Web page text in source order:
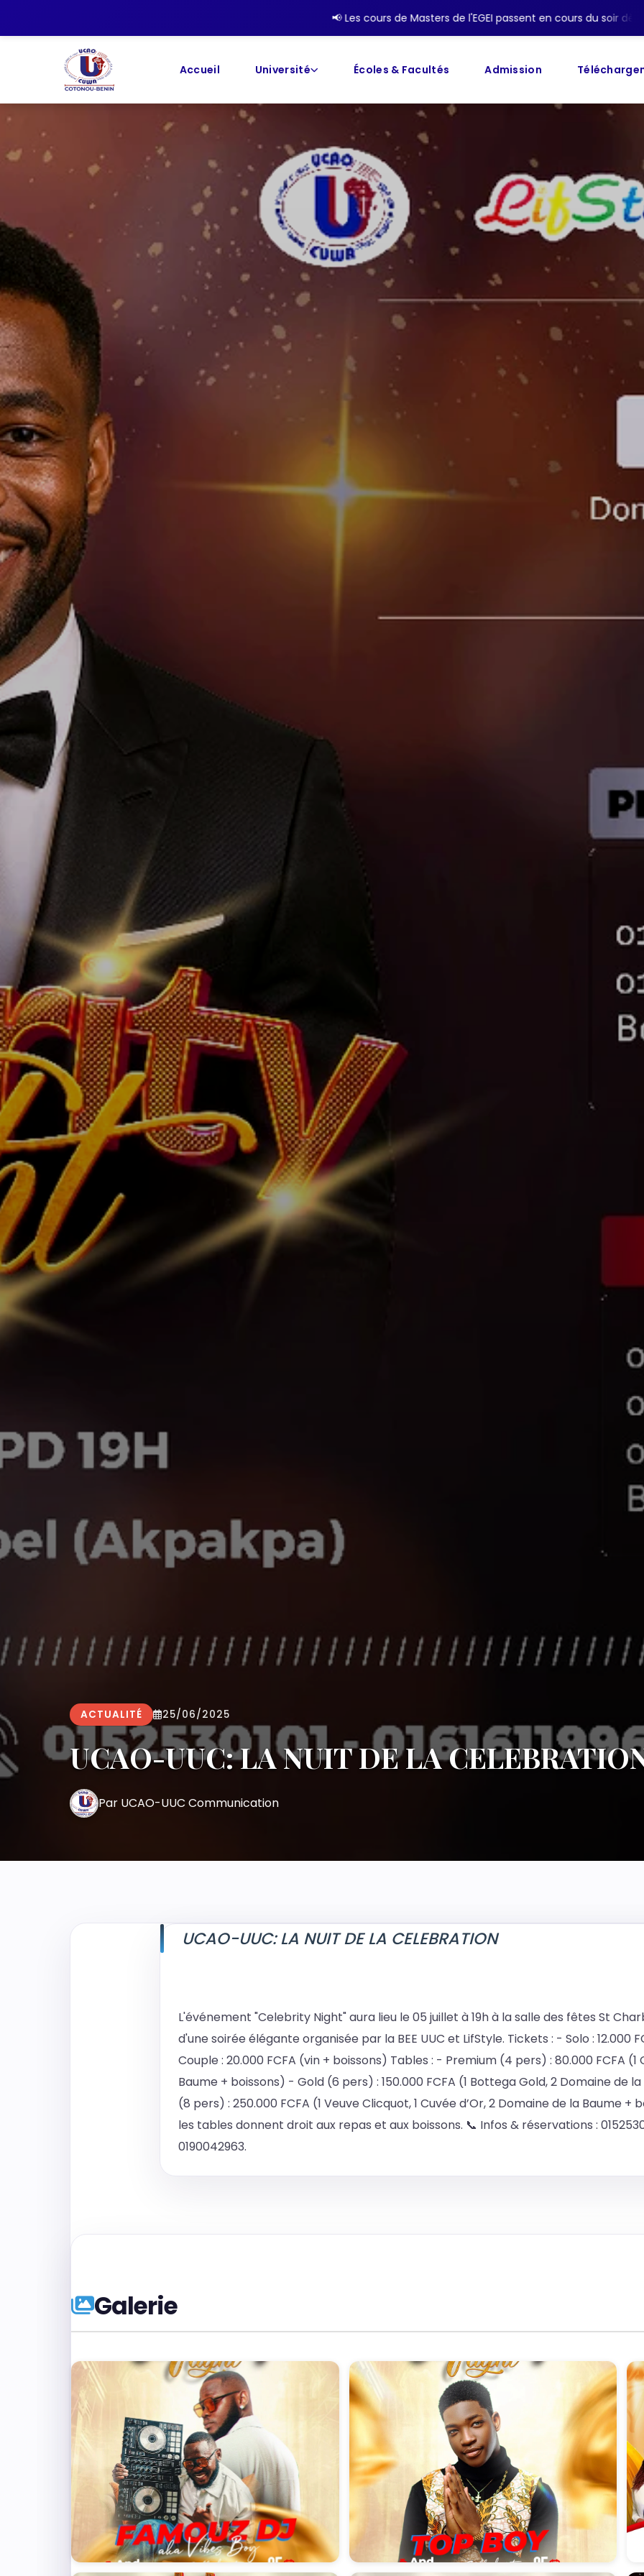
📢 Les cours de Masters de l'EGEI passent en cours du soir dès la rentrée
Accueil Université Écoles & Facultés Admission
ACTUALITÉ 25/06/2025
UCAO-UUC: LA NUIT DE LA
Par UCAO-UUC Communication
UCAO-UUC: LA NUIT DE LA CELEBRATION
L'événement "Celebrity Night" aura lieu le 05 juillet à 19h à la salle des fêtes St
d'une soirée élégante organisée par la BEE UUC et LifStyle. Tickets : - Solo : 12.000
Couple : 20.000 FCFA (vin + boissons) Tables : - Premium (4 pers) : 80.000 FCFA (1
Baume + boissons) - Gold (6 pers) : 150.000 FCFA (1 Bottega Gold, 2 Domaine de
(8 pers) : 250.000 FCFA (1 Veuve Clicquot, 1 Cuvée d’Or, 2 Domaine de la Baume +
les tables donnent droit aux repas et aux boissons. 📞 Infos & réservations :
0190042963.
Galerie